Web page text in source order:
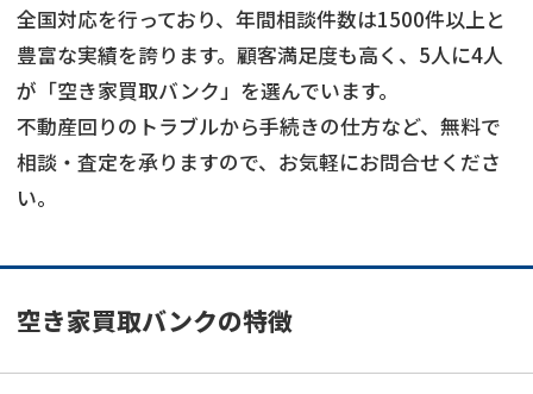
全国対応を行っており、年間相談件数は1500件以上と
豊富な実績を誇ります。顧客満足度も高く、5人に4人
が「空き家買取バンク」を選んでいます。
不動産回りのトラブルから手続きの仕方など、無料で
相談・査定を承りますので、お気軽にお問合せくださ
い。
空き家買取バンクの特徴